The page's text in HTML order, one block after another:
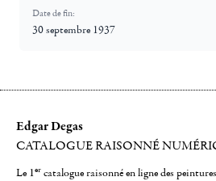
Date de fin:
30 septembre 1937
Edgar Degas
CATALOGUE RAISONNÉ
Le 1er catalogue raisonné en ligne des